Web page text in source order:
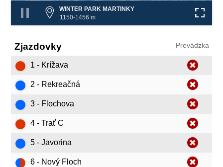
WINTER PARK MARTINKY
1150-1456 m
Zjazdovky Prevádzka
1 - Krížava
2 - Rekreačná
3 - Flochova
4 - Trať C
5 - Javorina
6 - Nový Floch